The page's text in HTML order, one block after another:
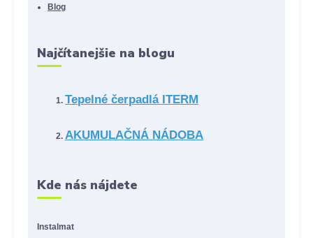
Blog
Najčítanejšie na blogu
Tepelné čerpadlá ITERM
AKUMULAČNÁ NÁDOBA
Kde nás nájdete
Instalmat